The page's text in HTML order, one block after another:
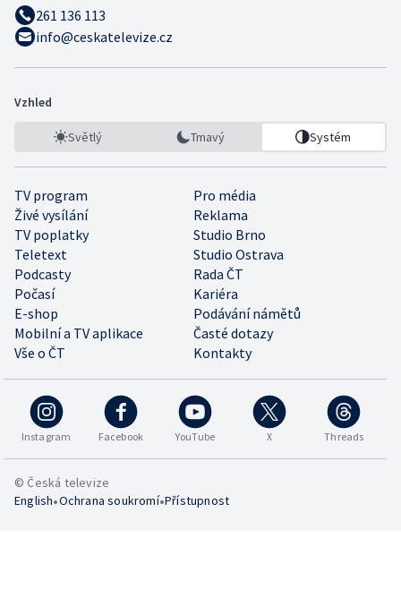
261 136 113
info@ceskatelevize.cz
Vzhled
Světlý Tmavý Systém
TV program
Pro média
Živé vysílání
Reklama
TV poplatky
Studio Brno
Teletext
Studio Ostrava
Podcasty
Rada ČT
Počasí
Kariéra
E-shop
Podávání námětů
Mobilní a TV aplikace
Časté dotazy
Vše o ČT
Kontakty
Instagram Facebook YouTube X Threads
© Česká televize
English•Ochrana soukromí•Přístupnost